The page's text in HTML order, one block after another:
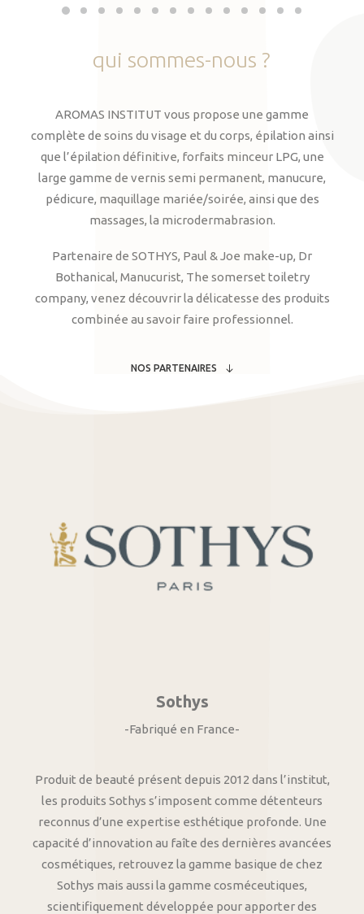
qui sommes-nous ?
AROMAS INSTITUT vous propose une gamme
complète de soins du visage et du corps, épilation ainsi
que l’épilation définitive, forfaits minceur LPG, une
large gamme de vernis semi permanent, manucure,
pédicure, maquillage mariée/soirée, ainsi que des
massages, la microdermabrasion.
Partenaire de SOTHYS, Paul & Joe make-up, Dr
Bothanical, Manucurist, The somerset toiletry
company, venez découvrir la délicatesse des produits
combinée au savoir faire professionnel.
NOS PARTENAIRES
Sothys
-Fabriqué en France-
Produit de beauté présent depuis 2012 dans l’institut,
les produits Sothys s’imposent comme détenteurs
reconnus d’une expertise esthétique profonde. Une
capacité d’innovation au faîte des dernières avancées
cosmétiques, retrouvez la gamme basique de chez
Sothys mais aussi la gamme cosméceutiques,
scientifiquement développée pour apporter des